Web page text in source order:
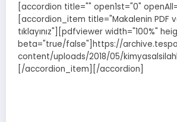
[accordion title="" open1st="0"
[accordion_item title="Makalenin PDF
tıklayınız"][pdfviewer width="100%"
beta="true/false"]https://
content/uploads/2018/05/
[/accordion_item][/accordion]